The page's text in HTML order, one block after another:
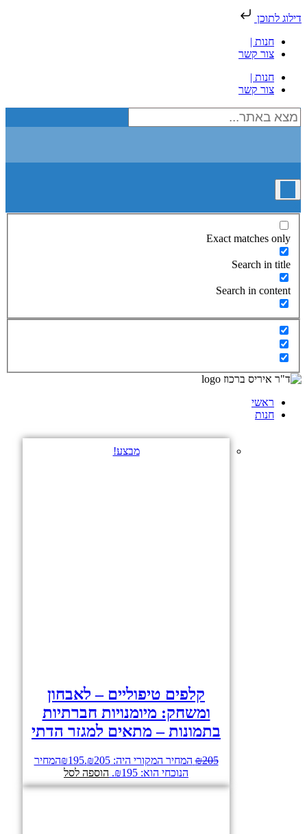
דילוג לתוכן
חנות |
צור קשר
חנות |
צור קשר
Exact matches only
Search in title
Search in content
ראשי
חנות
מבצע!
קלפים טיפוליים – לאבחון
ומשחק: מיומנויות חברתיות
בתמונות – מתאים למגזר הדתי
₪205 המחיר המקורי היה: ₪205. ₪195
המחיר
הנוכחי הוא: ₪195.
הוספה לסל